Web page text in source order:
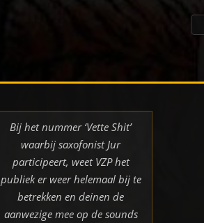
Bij het nummer ‘Vette Shit’
waarbij saxofonist Jur
participeert, weet VZP het
publiek er weer helemaal bij te
betrekken en deinen de
aanwezige mee op de sounds